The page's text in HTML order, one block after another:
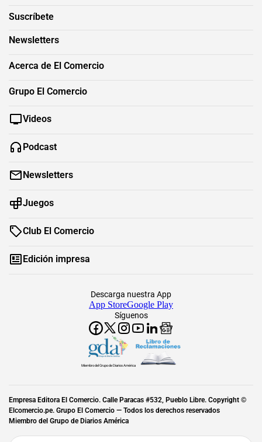
Suscríbete
Newsletters
Acerca de El Comercio
Grupo El Comercio
Videos
Podcast
Newsletters
Juegos
Club El Comercio
Edición impresa
Síguenos
Descarga nuestra App
App StoreGoogle Play
Miembro del Grupo de Diarios América
Empresa Editora El Comercio. Calle Paracas #532, Pueblo Libre. Copyright ©
Elcomercio.pe. Grupo El Comercio — Todos los derechos reservados
Miembro del Grupo de Diarios América